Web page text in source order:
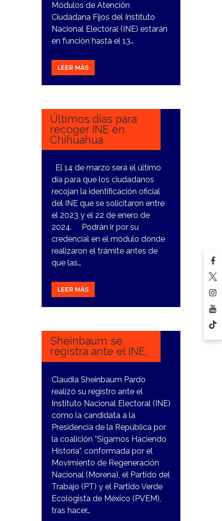
Módulos de Atención
Ciudadana Fijos del Instituto
Nacional Electoral (INE) estarán
en función hasta el 13…
LEER MÁS
4
Últimos días para
recoger INE en
Chihuahua
El 14 de marzo será el último
día para que los ciudadanos
recojan la identificación oficial
del INE que se solicitaron entre
el 2023 y el 22 de enero de
2024. Podrán ir por su
credencial en el módulo donde
realizaron el trámite antes de
que las…
LEER MÁS
19
Sheinbaum se
registra ante el INE.
Claudia Sheinbaum Pardo
realizó su registro ante el
Instituto Nacional Electoral (INE)
como la candidata a la
Presidencia de la República por
la coalición “Sigamos Haciendo
Historia”, conformada por el
Movimiento de Regeneración
Nacional (Morena), el Partido del
Trabajo (PT) y el Partido Verde
Ecologista de México (PVEM),
tras hacer…